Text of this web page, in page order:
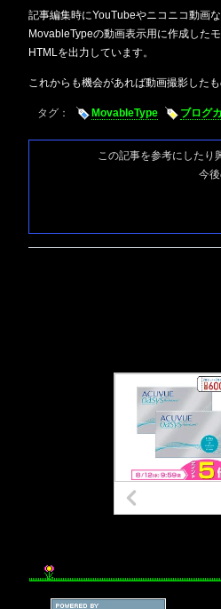
記事編集時にYouTubeやニコニコ動画
MovableTypeの動画表示用に作成した
HTMLを出力しています。
これからも機会があれば動画撮影した
タグ： MovableType ブログ
この記事を参考にしたり
今